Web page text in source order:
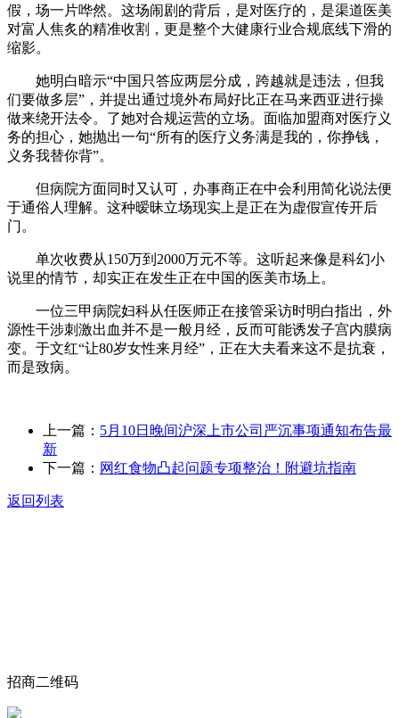
假，场一片哗然。这场闹剧的背后，是对医疗的，是渠道医美
对富人焦炙的精准收割，更是整个大健康行业合规底线下滑的
缩影。
她明白暗示“中国只答应两层分成，跨越就是违法，但我
们要做多层”，并提出通过境外布局好比正在马来西亚进行操
做来绕开法令。了她对合规运营的立场。面临加盟商对医疗义
务的担心，她抛出一句“所有的医疗义务满是我的，你挣钱，
义务我替你背”。
但病院方面同时又认可，办事商正在中会利用简化说法便
于通俗人理解。这种暧昧立场现实上是正在为虚假宣传开后
门。
单次收费从150万到2000万元不等。这听起来像是科幻小
说里的情节，却实正在发生正在中国的医美市场上。
一位三甲病院妇科从任医师正在接管采访时明白指出，外
源性干涉刺激出血并不是一般月经，反而可能诱发子宫内膜病
变。于文红“让80岁女性来月经”，正在大夫看来这不是抗衰，
而是致病。
上一篇： 5月10日晚间沪深上市公司严沉事项通知布告最
新
下一篇： 网红食物凸起问题专项整治！附避坑指南
返回列表
招商二维码